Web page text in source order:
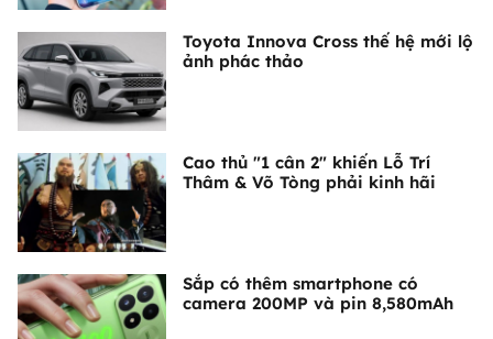
Toyota Innova Cross thế hệ mới lộ
ảnh phác thảo
Cao thủ "1 cân 2" khiến Lỗ Trí
Thâm & Võ Tòng phải kinh hãi
Sắp có thêm smartphone có
camera 200MP và pin 8,580mAh